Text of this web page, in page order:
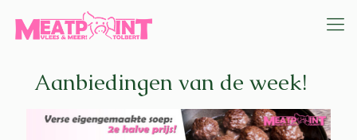
Aanbiedingen van de week!